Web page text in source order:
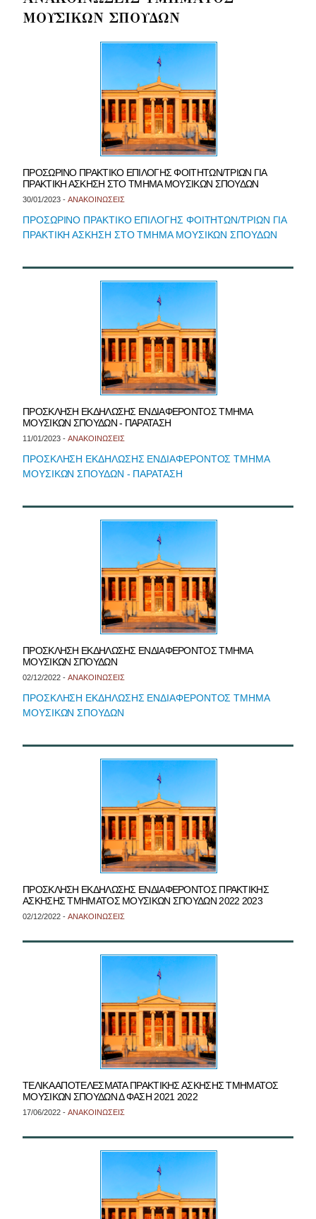
ΜΟΥΣΙΚΩΝ ΣΠΟΥΔΩΝ
ΠΡΟΣΩΡΙΝΟ ΠΡΑΚΤΙΚΟ ΕΠΙΛΟΓΗΣ ΦΟΙΤΗΤΩΝ/ΤΡΙΩΝ ΓΙΑ
ΠΡΑΚΤΙΚΗ ΑΣΚΗΣΗ ΣΤΟ ΤΜΗΜΑ ΜΟΥΣΙΚΩΝ ΣΠΟΥΔΩΝ
30/01/2023 - ΑΝΑΚΟΙΝΩΣΕΙΣ
ΠΡΟΣΩΡΙΝΟ ΠΡΑΚΤΙΚΟ ΕΠΙΛΟΓΗΣ ΦΟΙΤΗΤΩΝ/ΤΡΙΩΝ ΓΙΑ
ΠΡΑΚΤΙΚΗ ΑΣΚΗΣΗ ΣΤΟ ΤΜΗΜΑ ΜΟΥΣΙΚΩΝ ΣΠΟΥΔΩΝ
ΠΡΟΣΚΛΗΣΗ ΕΚΔΗΛΩΣΗΣ ΕΝΔΙΑΦΕΡΟΝΤΟΣ ΤΜΗΜΑ
ΜΟΥΣΙΚΩΝ ΣΠΟΥΔΩΝ - ΠΑΡΑΤΑΣΗ
11/01/2023 - ΑΝΑΚΟΙΝΩΣΕΙΣ
ΠΡΟΣΚΛΗΣΗ ΕΚΔΗΛΩΣΗΣ ΕΝΔΙΑΦΕΡΟΝΤΟΣ ΤΜΗΜΑ
ΜΟΥΣΙΚΩΝ ΣΠΟΥΔΩΝ - ΠΑΡΑΤΑΣΗ
ΠΡΟΣΚΛΗΣΗ ΕΚΔΗΛΩΣΗΣ ΕΝΔΙΑΦΕΡΟΝΤΟΣ ΤΜΗΜΑ
ΜΟΥΣΙΚΩΝ ΣΠΟΥΔΩΝ
02/12/2022 - ΑΝΑΚΟΙΝΩΣΕΙΣ
ΠΡΟΣΚΛΗΣΗ ΕΚΔΗΛΩΣΗΣ ΕΝΔΙΑΦΕΡΟΝΤΟΣ ΤΜΗΜΑ
ΜΟΥΣΙΚΩΝ ΣΠΟΥΔΩΝ
ΠΡΟΣΚΛΗΣΗ ΕΚΔΗΛΩΣΗΣ ΕΝΔΙΑΦΕΡΟΝΤΟΣ ΠΡΑΚΤΙΚΗΣ
ΑΣΚΗΣΗΣ ΤΜΗΜΑΤΟΣ ΜΟΥΣΙΚΩΝ ΣΠΟΥΔΩΝ 2022 2023
02/12/2022 - ΑΝΑΚΟΙΝΩΣΕΙΣ
ΤΕΛΙΚΑ ΑΠΟΤΕΛΕΣΜΑΤΑ ΠΡΑΚΤΙΚΗΣ ΑΣΚΗΣΗΣ ΤΜΗΜΑΤΟΣ
ΜΟΥΣΙΚΩΝ ΣΠΟΥΔΩΝ Δ ΦΑΣΗ 2021 2022
17/06/2022 - ΑΝΑΚΟΙΝΩΣΕΙΣ